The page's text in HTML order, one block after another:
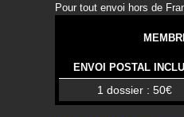
Pour tout envoi hors de
ENVOI POSTAL
1 dossier : 50€